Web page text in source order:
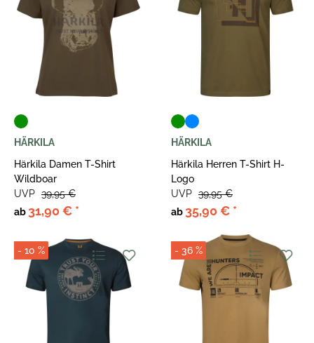
HÄRKILA
Härkila Damen T-Shirt
Wildboar
ab 31,90 € *
UVP 39,95 €
HÄRKILA
Härkila Herren T-Shirt H-
Logo
ab 35,90 € *
UVP 39,95 €
- 10 % - 36 %